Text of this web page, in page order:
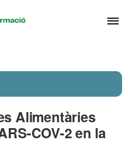
el
Universitat
Alimentàries
COV-2 en la